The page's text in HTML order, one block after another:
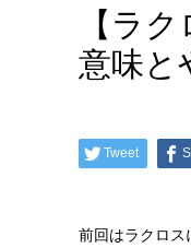
【ラ
意味と
Tweet
前回はラクロス